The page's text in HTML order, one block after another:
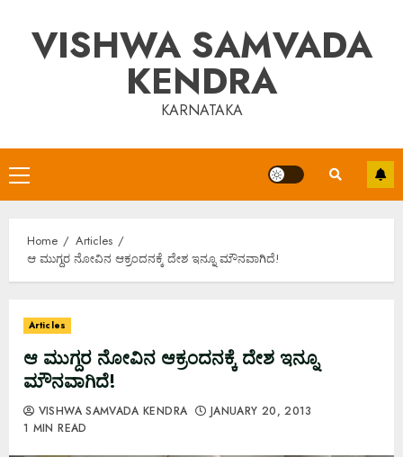
contentVISHWA SAMVADA
KENDRA
KARNATAKA
Primary
Menu
Home
Articles
ಆ ಮುಗ್ದರ ನೋವಿನ ಆಕ್ರಂದನಕ್ಕೆ ದೇಶ ಇನ್ನೂ ಮೌನವಾಗಿದೆ!
Articles
ಆ ಮುಗ್ದರ ನೋವಿನ ಆಕ್ರಂದನಕ್ಕೆ ದೇಶ ಇನ್ನೂ
ಮೌನವಾಗಿದೆ!
VISHWA SAMVADA KENDRA
JANUARY 20, 2013
1 MIN READ